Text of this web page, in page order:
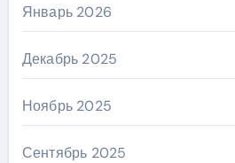
Январь 2026
Декабрь 2025
Ноябрь 2025
Сентябрь 2025